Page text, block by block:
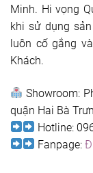
Minh. Hi vọng
khi sử dụng
luôn cố gắng
Khách.
Showroom:
quận Hai Bà
Hotline:
Fanpage: